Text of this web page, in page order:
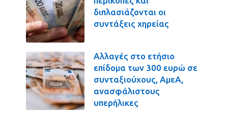
διπλασιάζονται οι
συντάξεις χηρείας
Αλλαγές στο ετήσιο
επίδομα των 300 ευρώ σε
συνταξιούχους, ΑμεΑ,
ανασφάλιστους
υπερήλικες